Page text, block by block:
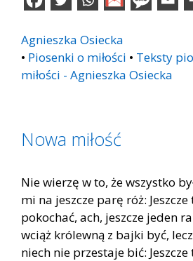
Agnieszka Osiecka
• Piosenki o miłości • Teksty
miłości - Agnieszka Osiecka
Nowa miłość
Nie wierzę w to, że wszystko
mi na jeszcze parę róż:
pokochać, ach, jeszcze jeden
wciąż królewną z bajki być,
niech nie przestaje bić: